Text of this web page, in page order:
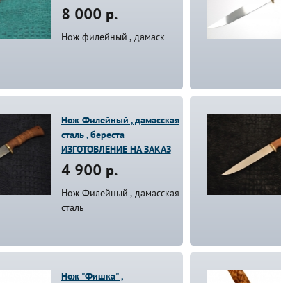
8 000 р.
Нож филейный , дамаск
Нож Филейный , дамасская
сталь , береста
ИЗГОТОВЛЕНИЕ НА ЗАКАЗ
4 900 р.
Нож Филейный , дамасская
сталь
Нож "Фишка" ,